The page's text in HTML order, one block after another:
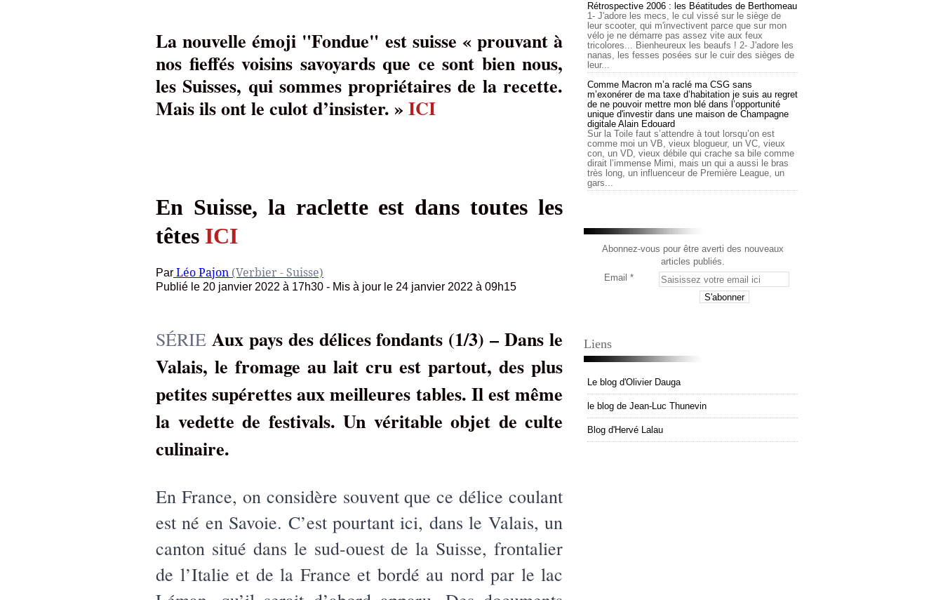
La nouvelle émoji "Fondue" est suisse « prouvant à
nos fieffés voisins savoyards que ce sont bien nous,
les Suisses, qui sommes propriétaires de la recette.
Mais ils ont le culot d’insister. »ICI
En Suisse, la raclette est dans toutes les
têtes ICI
Par Léo Pajon (Verbier - Suisse)
Publié le 20 janvier 2022 à 17h30 - Mis à jour le 24 janvier 2022 à 09h15
SÉRIE Aux pays des délices fondants (1/3) – Dans le
Valais, le fromage au lait cru est partout, des plus
petites supérettes aux meilleures tables. Il est même
la vedette de festivals. Un véritable objet de culte
culinaire.
En France, on considère souvent que ce délice coulant
est né en Savoie. C’est pourtant ici, dans le Valais, un
canton situé dans le sud-ouest de la Suisse, frontalier
de l’Italie et de la France et bordé au nord par le lac
Rétrospective 2006 : les Béatitudes de Berthomeau
1- J'adore les mecs, le cul vissé sur le siège de
leur scooter, qui m'invectivent parce que sur mon
vélo je ne démarre pas assez vite aux feux
tricolores... Bienheureux les beaufs ! 2- J'adore les
nanas, les fesses posées sur le cuir des sièges de
leur...
Comme Macron m’a raclé ma CSG sans
m’exonérer de ma taxe d’habitation je suis au regret
de ne pouvoir mettre mon blé dans l’opportunité
unique d'investir dans une maison de Champagne
digitale Alain Edouard
Sur la Toile faut s’attendre à tout lorsqu’on est
comme moi un VB, vieux blogueur, un VC, vieux
con, un VD, vieux débile qui crache sa bile comme
dirait l’immense Mimi, mais un qui a aussi le bras
très long, un influenceur de Première League, un
gars...
Abonnez-vous pour être averti des nouveaux
articles publiés.
Email
Liens
Le blog d'Olivier Dauga
le blog de Jean-Luc Thunevin
Blog d'Hervé Lalau